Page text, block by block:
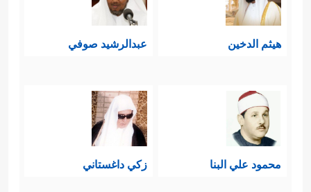
هيثم الدخين عبدالرشيد صوفي
محمود علي البنا زكي داغستاني